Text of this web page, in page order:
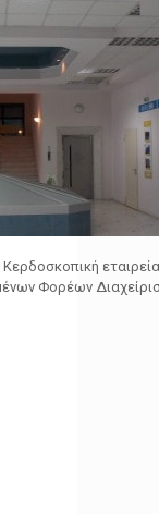
Φορέων